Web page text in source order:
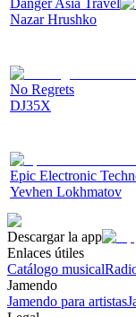
Nazar Hrushko
No Regrets
DJ35X
Epic Electronic
Yevhen Lokhmatov
Descargar la app
Enlaces útiles
Catálogo musical
Jamendo
Jamendo para artistas